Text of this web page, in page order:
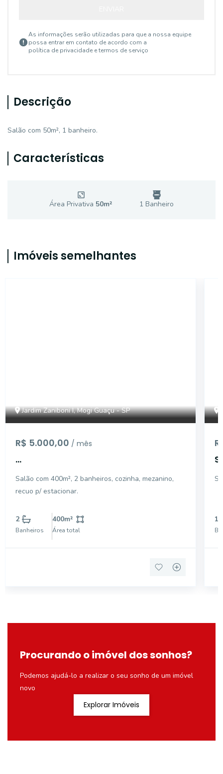
As informações serão utilizadas para que a nossa equipe
possa entrar em contato de acordo com a
política de privacidade e termos de serviço
Descrição
Salão com 50m², 1 banheiro.
Características
Área Privativa 50m² 1 Banheiro
Imóveis semelhantes
Jardim Zaniboni I, Mogi Guaçu - SP
R$ 5.000,00 / mês
...
Salão com 400m², 2 banheiros, cozinha, mezanino,
recuo p/ estacionar.
2
Banheiros
400m²
Área total
1
Procurando o imóvel dos sonhos?
Podemos ajudá-lo a realizar o seu sonho de um imóvel
novo
Explorar Imóveis